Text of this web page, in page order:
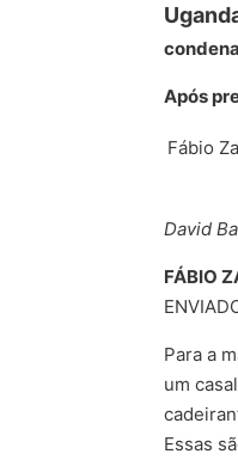
Após
Fábio
David
FÁBIO
Para a
um
Essas